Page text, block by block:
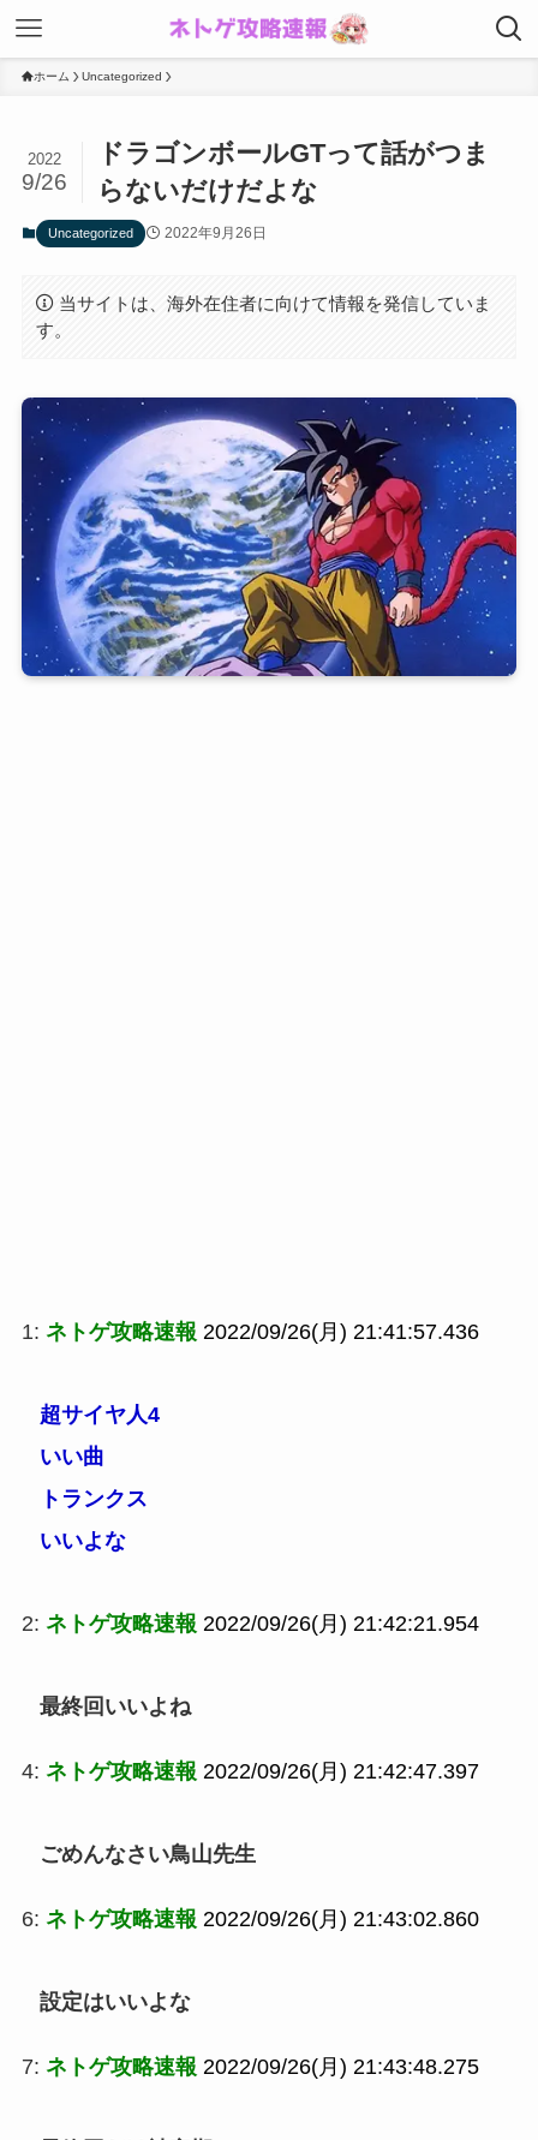
ホーム Uncategorized
ドラゴンボールGTって話がつま
らないだけだよな
2022
9/26
Uncategorized 2022年9月26日
当サイトは、海外在住者に向けて情報を発信していま
す。
1: ネトゲ攻略速報 2022/09/26(月) 21:41:57.436
超サイヤ人4
いい曲
トランクス
いいよな
2: ネトゲ攻略速報 2022/09/26(月) 21:42:21.954
最終回いいよね
4: ネトゲ攻略速報 2022/09/26(月) 21:42:47.397
ごめんなさい鳥山先生
6: ネトゲ攻略速報 2022/09/26(月) 21:43:02.860
設定はいいよな
7: ネトゲ攻略速報 2022/09/26(月) 21:43:48.275